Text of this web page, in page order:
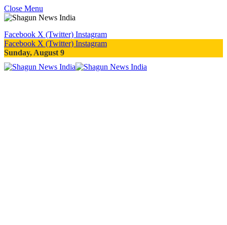
Close Menu
Facebook X (Twitter) Instagram
Facebook X (Twitter) Instagram
Sunday, August 9